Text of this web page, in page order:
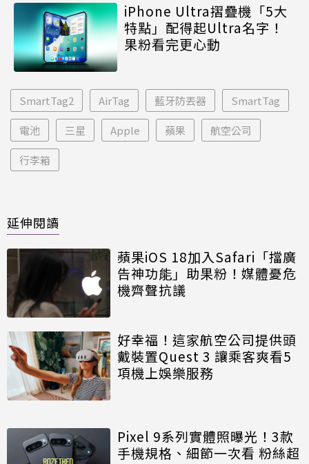
iPhone Ultra摺疊機「5大
特點」配得起Ultra名字！
果粉看完更心動
SmartTag2 AirTag 藍牙防丟器 SmartTag
電池 三星 Apple 蘋果 航空公司
行李箱
延伸閱讀
蘋果iOS 18加入Safari「擋廣
告神功能」助果粉！媒體憂危
機齊聲抗議
好幸福！這家航空公司提供頭
戴裝置Quest 3 讓乘客爽看5
項機上娛樂服務
Pixel 9系列實體照曝光！3款
手機規格、細節一次看 粉絲超